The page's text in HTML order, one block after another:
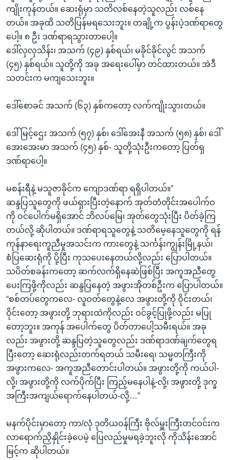
ကျိုးကုန်တယ်။ ဆေးရုံမှာ သတိလစ်နေတဲ့သူလည်း လစ်နေ
တယ်။ အခုထိ သတိပြန်မရသေးဘူး။ တချို့က ပွန်းပဲ့ဒဏ်ရာတွေ
ပေါ့။ ၈ ဦး ဒဏ်ရာရသွားတာပေါ့။
ဒေါ်လှလှသိန်း၊ အသက် (၄၉) နှစ်ရယ်၊ မခိုင်ခိုင်လွင် အသက်
(၄၅) နှစ်ရယ်။ သူတို့ကို အခု အရေးပေါ်မှာ တင်ထားတယ်။ အဲဒီ
သတင်းက မကျသေးဘူး။
ဒေါ်စောခင် အသက် (၆၃) နှစ်ကတော့ လက်ကျိုးသွားတယ်။
ဒေါ်မြင့်ဌေး အသက် (၅၇) နှစ်၊ ဒေါ်အေးနီ အသက် (၅၈) နှစ်၊ ဒေါ်
အေးအေးမာ အသက် (၄၅) နှစ်- သူတို့သုံးဦးကတော့ ပြတ်ရှ
ဒဏ်ရာပေါ့။
မစန်းရီနဲ့ မသူဇာခိုင်က ကျောဒဏ်ရာ ရရှိပါတယ်။”
ဆန္ဒပြသူတွေကို ဖယ်ရှားပြီးတဲ့နောက် အုတ်တံတိုင်းအပေါက်ဝ
ကို ဝင်ပေါက်မရှိအောင် ဘိလပ်မြေ၊ အုတ်တွေသုံးပြီး ပိတ်ခဲ့ကြ
တယ်လို့ ဆိုပါတယ်။ ဒဏ်ရာရသူတွေနဲ့ သတိမေ့နေသူတွေကို ရန်
ကုန်နာရေးကူညီမှုအသင်းက ကားတွေနဲ့ သင်္ကန်းကျွန်းမြို့နယ်၊
စံပြဆေးရုံကို ပို့ပြီး ကုသပေးနေတယ်လို့လည်း ပြောပါတယ်။
သပိတ်စခန်းကတော့ ဆက်လက်ရှိနေဆဲဖြစ်ပြီး အကူအညီတွေ
ပေးကြဖို့ကိုလည်း ဆန္ဒပြနေတဲ့ အဖွားအိုတစ်ဦးက ပြောပါတယ်။
“စစ်တပ်တွေကလေ- လူဝတ်တွေနဲ့လေ အဖွားတို့ကို ဝိုင်းတယ်၊
ဝိုင်းတော့ အဖွားတို့ ဘုရားထဲကိုလည်း ဝင်ခွင့်ပြုဖို့လည်း မပြု
တော့ဘူး။ အကုန် အပေါက်တွေ ပိတ်တာပေါ့သမီးရယ်။ အခု
လည်း အဖွားတို့ ဆန္ဒပြတဲ့သူတွေလည်း ဒဏ်ရာဒဏ်ချက်တွေရ
ပြီးတော့ ဆေးရုံလည်းတက်ရတယ် သမီးရေ၊ သမ္မတကြီးကို
အဖွားကလေ- အကူအညီတောင်းပါတယ်။ အဖွားတို့ကို ကယ်ပါ-
လို့၊ အဖွားတို့ကို လက်ပိုက်ပြီး ကြည့်မနေပါနဲ့-လို့၊ အဖွားတို့ ဒုက္ခ
အကြီးအကျယ်ရောက်နေပါတယ်-လို့…”
မနက်ပိုင်းမှာတော့ ကာ/လုံ ဒုတိယဝန်ကြီး ဗိုလ်မှူးကြီးတင်ဝင်းက
လာရောက်ညှိနှိုင်းခဲ့ပေမဲ့ ပြေလည်မှုမရခဲ့ဘူးလို ကိုသိန်းအောင်
မြင့်က ဆိုပါတယ်။